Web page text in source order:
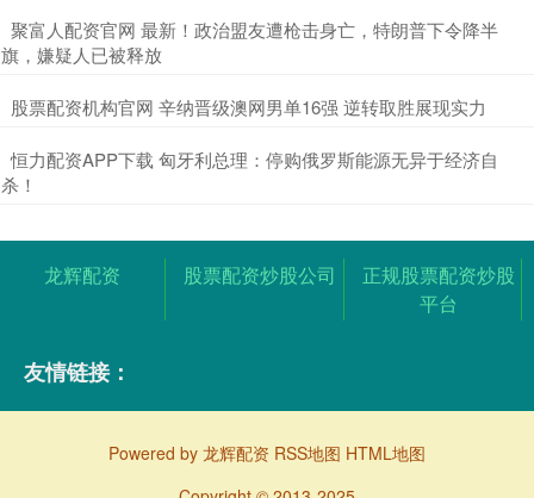
​聚富人配资官网 最新！政治盟友遭枪击身亡，特朗普下令降半
旗，嫌疑人已被释放
​股票配资机构官网 辛纳晋级澳网男单16强 逆转取胜展现实力
​恒力配资APP下载 匈牙利总理：停购俄罗斯能源无异于经济自
杀！
龙辉配资 股票配资炒股公司
正规股票配资炒股
平台
友情链接：
Powered by 龙辉配资 RSS地图 HTML地图